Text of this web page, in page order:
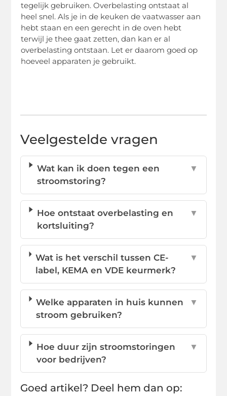
tegelijk gebruiken. Overbelasting ontstaat al
heel snel. Als je in de keuken de vaatwasser aan
hebt staan en een gerecht in de oven hebt
terwijl je thee gaat zetten, dan kan er al
overbelasting ontstaan. Let er daarom goed op
hoeveel apparaten je gebruikt.
Veelgestelde vragen
Wat kan ik doen tegen een
stroomstoring?
▼
Hoe ontstaat overbelasting en
kortsluiting?
▼
Wat is het verschil tussen CE-
label, KEMA en VDE keurmerk?
▼
Welke apparaten in huis kunnen
stroom gebruiken?
▼
Hoe duur zijn stroomstoringen
voor bedrijven?
▼
Goed artikel? Deel hem dan op: